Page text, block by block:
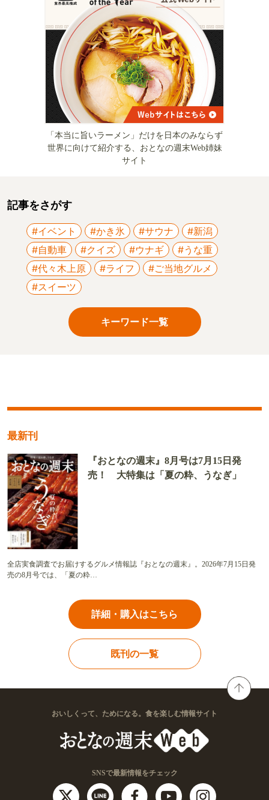
「本当に旨いラーメン」だけを日本のみならず
世界に向けて紹介する、おとなの週末Web姉妹
サイト
記事をさがす
#イベント #かき氷 #サウナ
#新潟
#自動車
#クイズ #ウナギ
#うな重
#代々木上原
#ライフ
#ご当地グルメ
#スイーツ
キーワード一覧
最新刊
『おとなの週末』8月号は7月15日発
売！ 大特集は「夏の粋、うなぎ」
全店実食調査でお届けするグルメ情報誌『おとなの週末』。2026年7月15日発
売の8月号では、「夏の粋…
詳細・購入はこちら
既刊の一覧
おいしくって、ためになる。食を楽しむ情報サイト
SNSで最新情報をチェック